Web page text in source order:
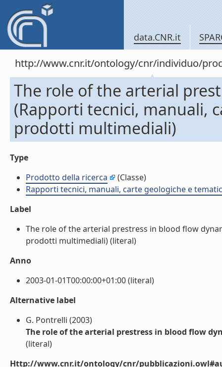
data.CNR.it
http://www.cnr.it/ontology/cnr/individuo/
The role of the arterial
(Rapporti tecnici, manuali,
prodotti multimediali)
Type
Prodotto della ricerca
(Classe)
Rapporti tecnici, manuali, carte geologiche e
Label
The role of the arterial prestress in blood flow
prodotti multimediali) (literal)
Anno
2003-01-01T00:00:00+01:00 (literal)
Alternative label
G. Pontrelli (2003)
The role of the arterial prestress in blood flow
(literal)
Http://www.cnr.it/ontology/cnr/